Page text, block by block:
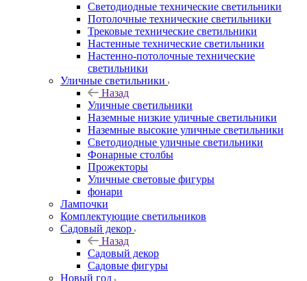
Светодиодные технические светильники
Потолочные технические светильники
Трековые технические светильники
Настенные технические светильники
Настенно-потолочные технические
светильники
Уличные светильники
Назад
Уличные светильники
Наземные низкие уличные светильники
Наземные высокие уличные светильники
Светодиодные уличные светильники
Фонарные столбы
Прожекторы
Уличные световые фигуры
фонари
Лампочки
Комплектующие светильников
Садовый декор
Назад
Садовый декор
Садовые фигуры
Новый год